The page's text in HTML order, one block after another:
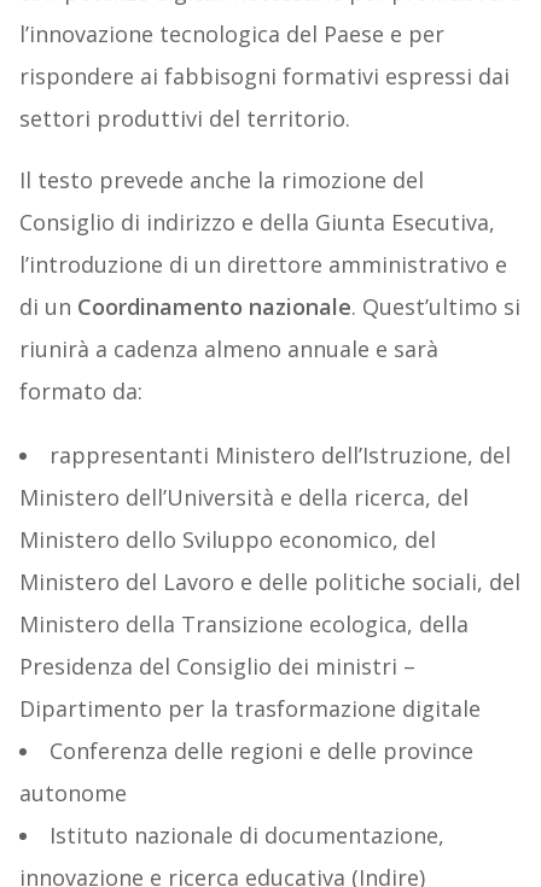
l’innovazione tecnologica del Paese e per
rispondere ai fabbisogni formativi espressi dai
settori produttivi del territorio.
Il testo prevede anche la rimozione del
Consiglio di indirizzo e della Giunta Esecutiva,
l’introduzione di un direttore amministrativo e
di un Coordinamento nazionale. Quest’ultimo si
riunirà a cadenza almeno annuale e sarà
formato da:
rappresentanti Ministero dell’Istruzione, del
Ministero dell’Università e della ricerca, del
Ministero dello Sviluppo economico, del
Ministero del Lavoro e delle politiche sociali, del
Ministero della Transizione ecologica, della
Presidenza del Consiglio dei ministri –
Dipartimento per la trasformazione digitale
Conferenza delle regioni e delle province
autonome
Istituto nazionale di documentazione,
innovazione e ricerca educativa (Indire)